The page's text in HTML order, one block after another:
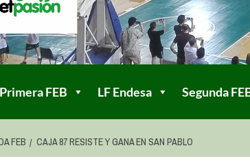
Primera FEB LF Endesa Segunda
FEB CAJA 87 RESISTE Y GANA EN SAN PABLO